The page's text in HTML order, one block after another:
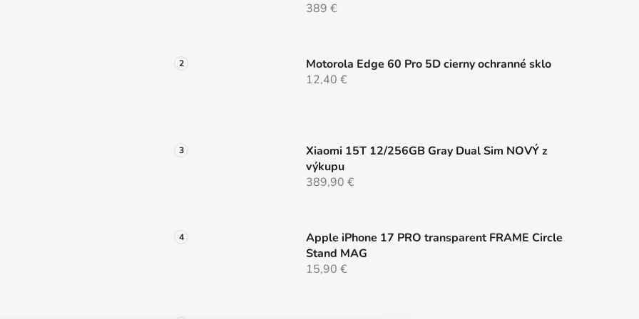
389 €
Motorola Edge 60 Pro 5D cierny ochranné sklo
12,40 €
Xiaomi 15T 12/256GB Gray Dual Sim NOVÝ z
výkupu
389,90 €
Apple iPhone 17 PRO transparent FRAME Circle
Stand MAG
15,90 €